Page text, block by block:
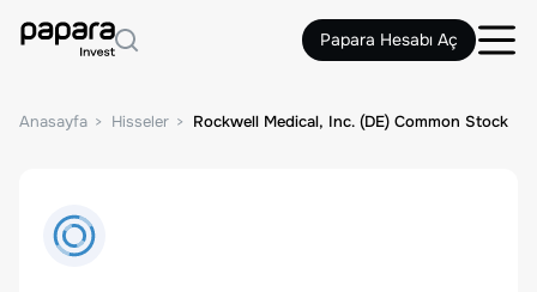
Papara Hesabı Aç
Anasayfa Hisseler Rockwell Medical, Inc. (DE) Common Stock